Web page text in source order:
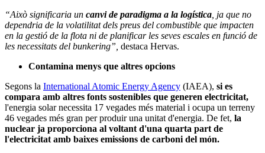
“Això significaria un canvi de paradigma a la logística , ja que no
dependria de la volatilitat dels preus del combustible que impacten
en la gestió de la flota ni de planificar les seves escales en funció de
les necessitats del bunkering”, destaca Hervas.
Contamina menys que altres opcions
Segons la International Atomic Energy Agency (IAEA), si es
compara amb altres fonts sostenibles que generen electricitat,
l'energia solar necessita 17 vegades més material i ocupa un terreny
46 vegades més gran per produir una unitat d'energia. De fet, la
nuclear ja proporciona al voltant d'una quarta part de
l'electricitat amb baixes emissions de carboni del món.